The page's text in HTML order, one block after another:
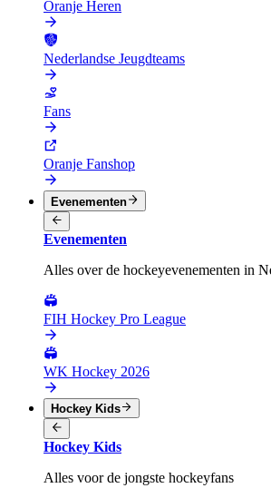
Oranje Heren
Nederlandse Jeugdteams
Fans
Oranje Fanshop
Evenementen
Evenementen
Alles over de hockeyevenementen in
FIH Hockey Pro League
WK Hockey 2026
Hockey Kids
Hockey Kids
Alles voor de jongste hockeyfans